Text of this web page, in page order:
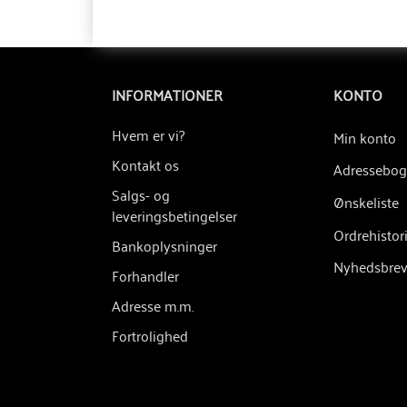
INFORMATIONER
Hvem er vi?
Kontakt os
Salgs- og
leveringsbetingelser
Bankoplysninger
Forhandler
Adresse m.m.
Fortrolighed
KONTO
Min konto
Adressebog
Ønskeliste
Nyhedsbrev